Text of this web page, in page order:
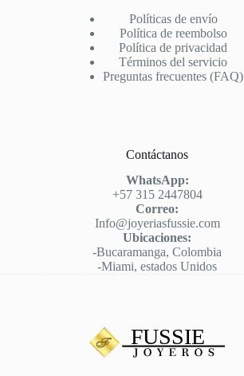
Políticas de envío
Política de reembolso
Política de privacidad
Términos del servicio
Preguntas frecuentes (FAQ)
Contáctanos
WhatsApp:
+57 315 2447804
Correo:
Info@joyeriasfussie.com
Ubicaciones:
-Bucaramanga, Colombia
-Miami, estados Unidos